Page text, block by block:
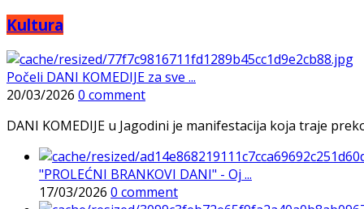
Kultura
Počeli DANI KOMEDIJE za sve ...
20/03/2026 0 comment
DANI KOMEDIJE u Jagodini je manifestacija koja traje
"PROLEĆNI BRANKOVI DANI" - Oj ...
17/03/2026 0 comment